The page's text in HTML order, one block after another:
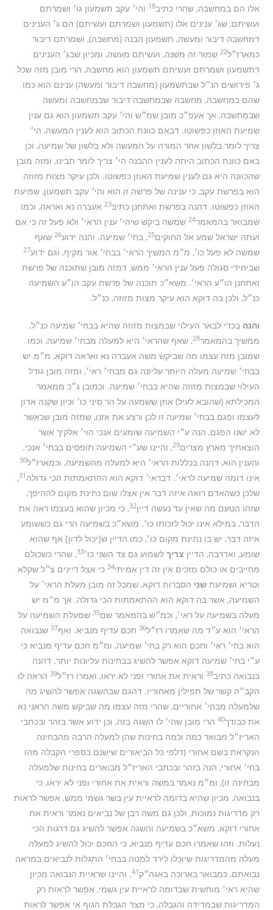
אלו הם במחשבה, שהרי כתיב18 והי׳ עקב תשמעון גו׳ ושמרתם
ועשיתם, שג׳ ענינים אלו (תשמעון ושמרתם ועשיתם) הם ג׳ הענינים
דמחשבה דיבור ומעשה, תשמעון הבנה (מחשבה), ושמרתם דיבור
כמארז״ל22 שמור זה משנה, ועשיתם מעשה, ומכיון שבג׳ הענינים
דתשמעון ושמרתם ועשיתם תשמעון הוא מחשבה, הרי מובן מזה שכל
ג׳ פירושים הנ״ל שבתשמעון (מחשבה דיבור ומעשה) ענינם הוא כמו
שהם במחשבה, מחשבה שבמחשבה דיבור שבמחשבה ומעשה
שבמחשבה, אך אעפ״כ מובן שמ״ש והי׳ עקב תשמעון הוא גם ענין
שמיעת האוזן כפשוטו. דבאם כוונת הכתוב הוא לענין המעשה, הי׳
צריך לומר בלשון אחר המורה על המעשה ולא בלשון של שמיעה, וכן
באם כוונת הכתוב היתה לענין ההבנה הי׳ צריך לומר תבינו, ומזה מובן
שהכוונה היא גם לענין שמיעת האוזן כפשוטו. ולכן עיקר מצות מזוזה
הוא בפרשת עקב, כי ענינה של פרשה זו הוא והי׳ עקב תשמעון, שמיעת
האוזן כפשוטו. דהנה בפרשת ואתחנן כתיב23 אעברה נא ואראה, וכמו
שמבואר בהמאמר24 שמשה ביקש שיהי׳ ענין הראי׳ ולא פעל זה כי אם
ועתה ישראל שמע אל החוקים25, בחי׳ שמיעה. והנה ידוע26 שאף
שמשה לא פעל כו׳, מ״מ המשיך הראי׳ בבחי׳ אור מקיף, וגם ידוע27
שביחידי סגולה פעל ענין הראי׳ ממש, דמזה מובן שתוכנה של פרשת
ואתחנן הו״ע הראי׳. משא״כ תוכנה של פרשת עקב הו״ע השמיעה
כנ״ל, ולכן בה דוקא הוא עיקר מצות מזוזה, כנ״ל.
והנהבכדי לבאר העילוי שבמצות מזוזה שהיא בבחי׳ שמיעה כנ״ל,
ממשיך בהמאמר28, שאף שהראי׳ היא למעלה מבחי׳ שמיעה, וכמו
שמובן מזה עצמו מה שביקש משה אעברה נא ואראה דוקא, מ״מ יש
בבחי׳ שמיעה מעלה היותר עליונה גם מבחי׳ ראי׳, ומזה מובן גודל
העילוי שבמצות מזוזה שהיא בבחי׳ שמיעה. וכמובן ג״כ ממאמר
המכילתא (שהובא לעיל) אוזן ששמעה על הר סיני כו׳ וכיון שקנה אדון
לעצמו ופגם בבחי׳ שמיעה זו לכן ורצע את אזנו, שמזה מובן שכאשר
לא ישנו הפגם, הנה ע״י השמיעה שומעים אנכי הוי׳ אלקיך אשר
הוצאתיך מארץ מצרים29, והיינו שע״י השמיעה תופסים בבחי׳ אנכי.
והענין הוא, דהנה בכללות הראי׳ היא למעלה מהשמיעה, וכמארז״ל30
אינו דומה שמיעה לראי׳. דבראי׳ דוקא הוא ההתאמתות הכי גדולה 31
,
שלכן כשהאדם רואה איזה דבר אין אצלו שום נתינת מקום לההיפך,
שזהו הטעם מה שאין עד נעשה דיין32, כי מכיון שהוא בעצמו ראה את
הדבר, במילא אינו יכול לזכותו כו׳. משא״כ בשמיעה הרי גם כששומע
איזה דבר, יש בו נתינת מקום כו׳, כמו הדיין ש[יכול לדון] אף שהוא
שומע, ואדרבה, הדיין צריךלשמוע גם צד השני כו׳33, שהרי כשכולם
מחייבים או כולם מזכים אין זה דין אמיתי34 כי אצל דיינים צ״ל שקלא
וטריא ושמיעתשני הסברות דוקא, שמכל זה מובן מעלת הראי׳ על
השמיעה, אשר בה דוקא הוא ההתאמתות הכי גדולה. אך מ״מ יש
מעלה בשמיעה על ראי׳, וכמ״ש בהמאמר שם35 שמעלת השמיעה על
הראי׳ הוא ע״ד מה שאמרו רז״ל36 חכם עדיף מנביא. ואף37 שנבואה
הוא בחי׳ ראי׳ וחכם הוא רק בחי׳ שמיעה, ומ״מ חכם עדיף מנביא כי
ע״י בחי׳ שמיעה דוקא אפשר להשיג בבחינות עליונות יותר. דהנה
בנבואה כתיב38 וראית את אחורי ופני לא יראו, ואמרו רז״ל39 הראה לו
הקב״ה קשר של תפילין מאחוריו. דהגם שבהשגה אפשר להשיג מה
שלמעלה מבחי׳ אחוריים, שהרי מזה עצמו מה שביקש משה הראני נא
את כבודך40 הרי מובן שהי׳ לו השגה בזה, וכן ידוע אשר בזהר ובכתבי
האריז״ל מבואר כמה וכמה בחינות שהן למעלה הרבה מהבחינה
הנקראת בשם אחורי (דלפי כל הביאורים שישנם בספרי הקבלה מהו
בחי׳ אחורי, הנה בזהר ובכתבי האריז״ל מבוארים בחינות שלמעלה
מבחינה זו), ומ״מ נאמר במשה וראית את אחורי ופני לא יראו, כי
בנבואה, מכיון שהיא בדומה לראיית עין בשר גשמי ממש, אפשר לראות
רק מדריגות נמוכות, ולכן גם משה רבן של נביאים נאמר וראית את
אחורי דוקא, משא״כ בשמיעה והשגה אפשר להשיג גם דרגות הכי
נעלות. וזהו שאמרו חכם עדיף מנביא, כי החכם יכול להשיג למעלה
מעלה מהמדריגות שיוכלו לירד למטה בבחי׳ התגלות לנביאים במראה
נבואתם, כמבואר בארוכה באגה״ק 41. והיינו שראיית הנבואה מכיון
שהיא ראי׳ מוחשית שבדומה לראיית עין גשמי, אפשר לראות רק
המדריגות שבמדידה והגבלה, כי מצד הגבלת הגוף אי אפשר לראות